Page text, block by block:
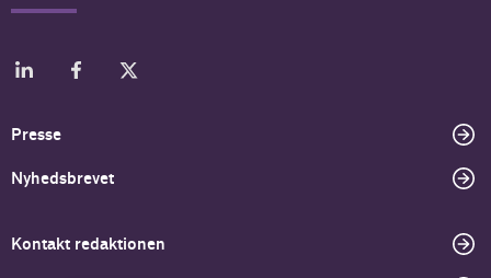
Presse
Nyhedsbrevet
Kontakt redaktionen